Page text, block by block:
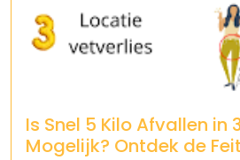
Is Snel 5 Kilo Afvallen in
Mogelijk? Ontdek de